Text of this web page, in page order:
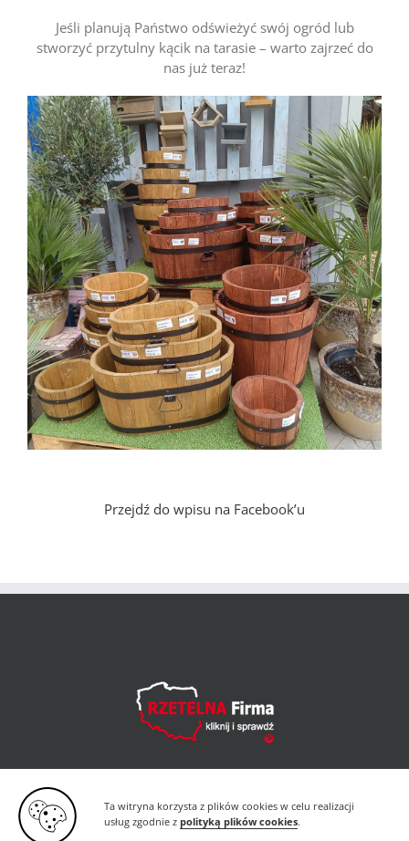
Ta witryna korzysta z plików cookies w celu realizacji
usług zgodnie z polityką plików cookies.
Jeśli planują Państwo odświeżyć swój ogród lub
stworzyć przytulny kącik na tarasie – warto zajrzeć do
nas już teraz!
Przejdź do wpisu na Facebook’u